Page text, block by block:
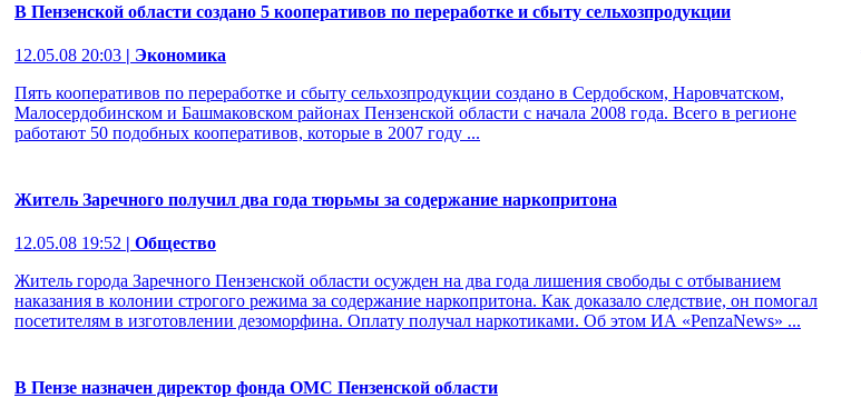
В Пензенской области создано 5 кооперативов по переработке и сбыту сельхозпродукции
12.05.08 20:03 | Экономика
Пять кооперативов по переработке и сбыту сельхозпродукции создано в Сердобском, Наровчатском,
Малосердобинском и Башмаковском районах Пензенской области с начала 2008 года. Всего в регионе
работают 50 подобных кооперативов, которые в 2007 году ...
Житель Заречного получил два года тюрьмы за содержание наркопритона
12.05.08 19:52 | Общество
Житель города Заречного Пензенской области осужден на два года лишения свободы с отбыванием
наказания в колонии строгого режима за содержание наркопритона. Как доказало следствие, он помогал
посетителям в изготовлении дезоморфина. Оплату получал наркотиками. Об этом ИА «PenzaNews» ...
В Пензе назначен директор фонда ОМС Пензенской области